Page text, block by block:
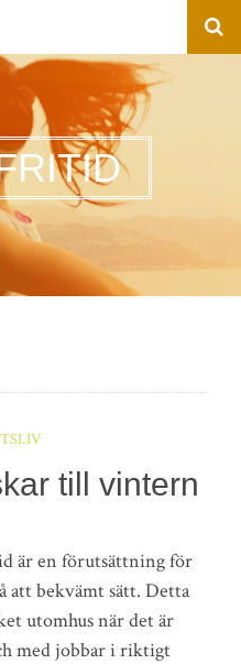
till vintern
är en förutsättning för
att bekvämt sätt. Detta
utomhus när det är
med jobbar i riktigt